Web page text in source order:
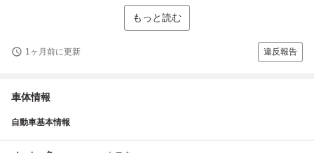
もっと読む
1ヶ月前に更新 違反報告
車体情報
自動車基本情報